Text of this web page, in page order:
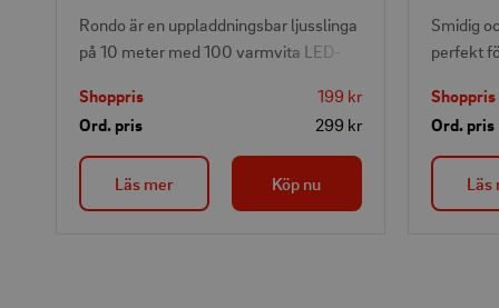
Rondo är en uppladdningsbar ljusslinga
på 10 meter med 100 varmvita LED-
utomhusbruk. Slingan har fast eller
pulserande ljus, timer (4/6/8 h) och
styrs via knapp eller fjärrkontroll.
Rullen har extra ljusfunktioner: dimbar
toppbelysning, SOS-läge och
Shoppris
199 kr
Ord. pris
299 kr
Läs mer Köp nu
Smidig
perfekt
tre steg
änden.
till 4
Ger ett
Shoppris
Ord. pris
Läs